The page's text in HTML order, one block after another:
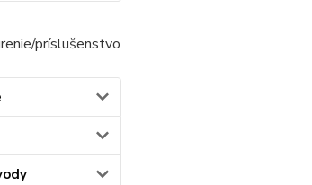
príslušenstvo